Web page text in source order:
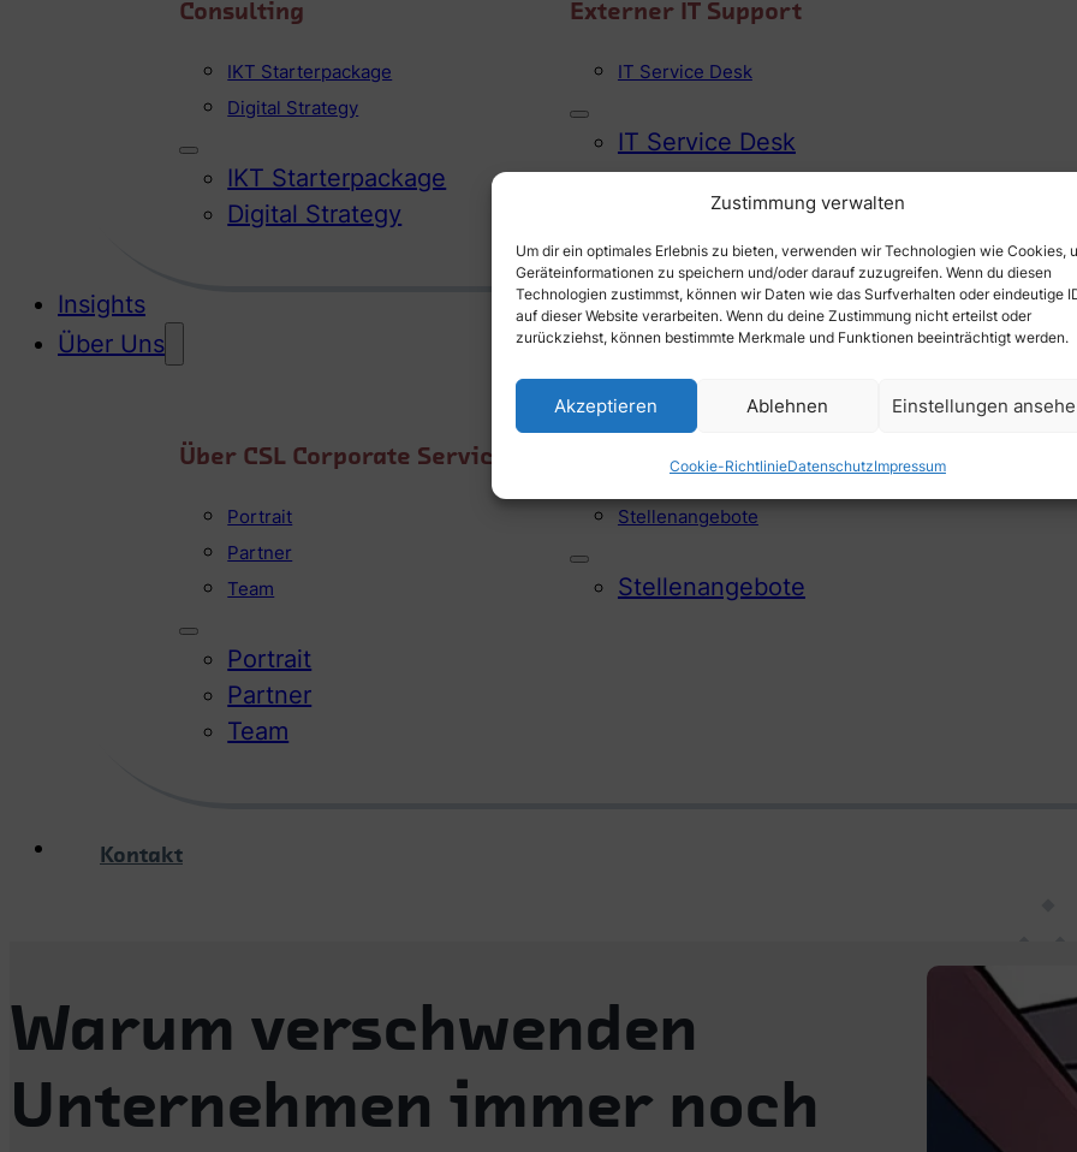
Zustimmung verwalten
Um dir ein optimales Erlebnis zu bieten, verwenden wir Technologien wie Cookies,
Geräteinformationen zu speichern und/oder darauf zuzugreifen. Wenn du diesen
Technologien zustimmst, können wir Daten wie das Surfverhalten oder eindeutige
auf dieser Website verarbeiten. Wenn du deine Zustimmung nicht erteilst oder
zurückziehst, können bestimmte Merkmale und Funktionen beeinträchtigt werden.
Akzeptieren Ablehnen Einstellungen
Cookie-RichtlinieDatenschutzImpressum
Consulting
IKT Starterpackage
Digital Strategy
IKT Starterpackage
Digital Strategy
Externer IT Support
IT Service Desk
IT Service Desk
Insights
Über Uns
Über CSL Corporate Services
Portrait
Partner
Team
Portrait
Partner
Team
Offene Stellen
Stellen­angebote
Stellen­angebote
Kontakt
Warum verschwenden
Unternehmen immer noch